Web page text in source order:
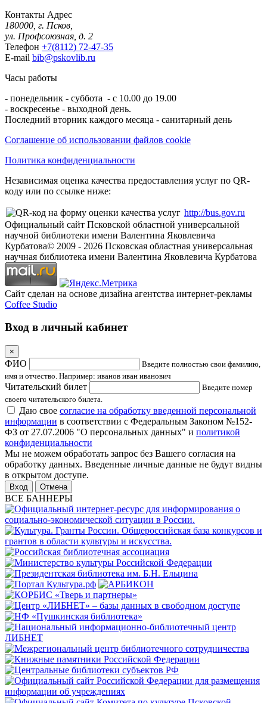
Контакты Адрес
180000, г. Псков,
ул. Профсоюзная, д. 2
Телефон +7(8112) 72-47-35
E-mail bib@pskovlib.ru
Часы работы
- понедельник - суббота - с 10.00 до 19.00
- воскресенье - выходной день.
Последний вторник каждого месяца - санитарный день
Соглашение об использовании файлов cookie
Политика конфиденциальности
Независимая оценка качества предоставления услуг по QR-
коду или по ссылке ниже:
http://bus.gov.ru
Официальный сайт Псковской областной универсальной
научной библиотеки имени Валентина Яковлевича
Курбатова© 2009 - 2026 Псковская областная универсальная
научная библиотека имени Валентина Яковлевича Курбатова
Сайт сделан на основе дизайна агентства интернет-рекламы
Coffee Studio
Вход в личный кабинет
×
ФИО
Введите полностью свои фамилию,
имя и отчество. Например: иванов иван иванович
Читательский билет
Введите номер
своего читательского билета.
Даю свое согласие на обработку введенной персональной
информации в соответствии с Федеральным Законом №152-
ФЗ от 27.07.2006 "О персональных данных" и политикой
конфиденциальности
Мы не можем обработать запрос без Вашего согласия на
обработку данных. Введенные личные данные не будут видны
в открытом доступе.
Отмена
ВСЕ БАННЕРЫ